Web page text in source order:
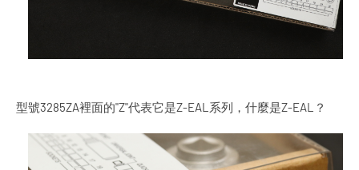
型號3285ZA裡面的"Z"代表它是Z-EAL系列，什麼是Z-EAL？